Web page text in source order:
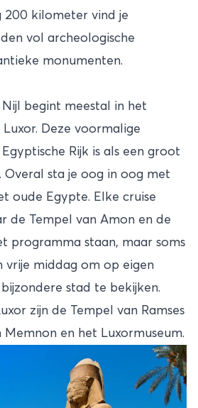
200 kilometer vind je
vol archeologische
monumenten.
Nijl begint meestal in het
Luxor. Deze voormalige
Rijk is als een groot
Overal sta je oog in oog met
oude Egypte. Elke cruise
de Tempel van Amon en de
programma staan, maar soms
vrije middag om op eigen
stad te bekijken.
zijn de Tempel van Ramses
Memnon en het Luxormuseum.